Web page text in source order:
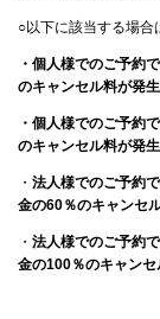
○以下に該当する場
・個人様でのご予約
のキャンセル料が発
・個人様でのご予約
のキャンセル料が発
・ 法人様でのご予約
金の60％のキャンセ
・ 法人様でのご予約
金の100％のキャン